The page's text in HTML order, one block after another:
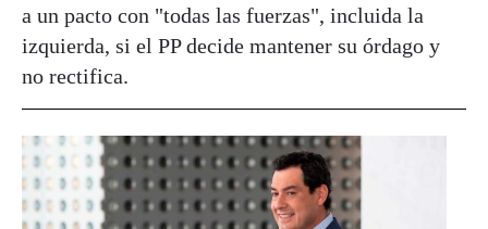
a un pacto con "todas las fuerzas", incluida la
izquierda, si el PP decide mantener su órdago y
no rectifica.